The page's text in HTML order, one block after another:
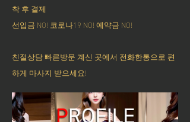
착 후 결제
선입금 NO! 코로나19 NO! 예약금 NO!
친절상담 빠른방문 계신 곳에서 전화한통으로 편
하게 마사지 받으세요!